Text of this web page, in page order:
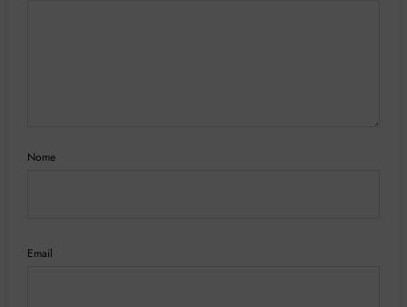
Nome
Email